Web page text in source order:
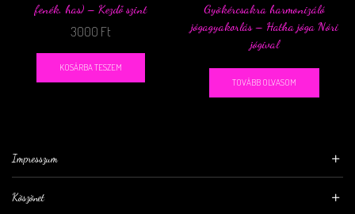
fenék, has) – Kezdő szint
3000 Ft
KOSÁRBA TESZEM
Gyökércsakra harmonizáló
jógagyakorlás – Hatha jóga Nóri
jógival
TOVÁBB OLVASOM
Impresszum
Köszönet